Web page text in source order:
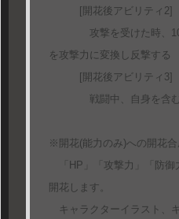
[開花後アビリティ2]
攻撃を受けた時、
を攻撃力に変換し反撃する
[開花後アビリティ3]
戦闘中、自身を含む2
※開花(能力のみ)への開花合
「HP」「攻撃力」「防御
開花します。
キャラクターイラスト、